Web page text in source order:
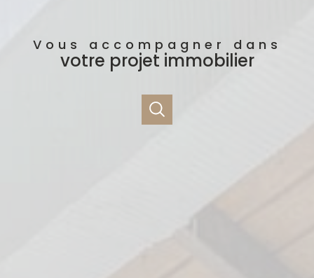
Vous accompagner dans
votre projet immobilier